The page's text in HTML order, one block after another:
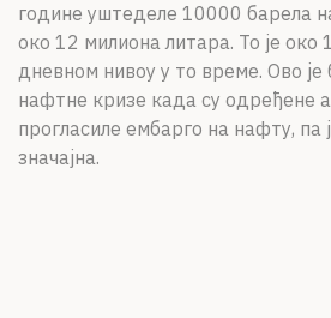
године уштеделе 10000 барела
око 12 милиона литара. To jе око
дневном нивоу у то време. Ово
нафтне кризе када су одређене
прогласиле ембарго на нафту, па
значајна.